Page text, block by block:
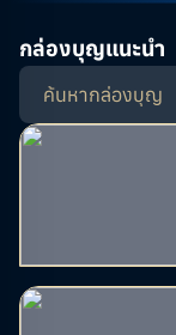
กล่องบุญแนะนำ